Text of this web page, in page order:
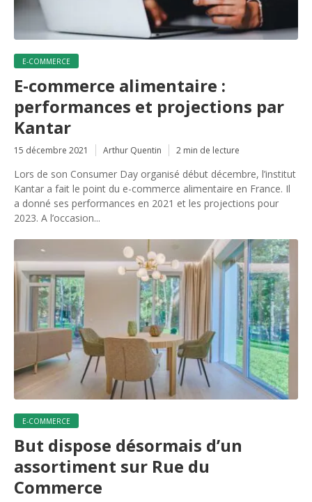
E-COMMERCE
E-commerce alimentaire :
performances et projections par
Kantar
15 décembre 2021 Arthur Quentin 2 min de lecture
Lors de son Consumer Day organisé début décembre, l’institut
Kantar a fait le point du e-commerce alimentaire en France. Il
a donné ses performances en 2021 et les projections pour
2023. A l’occasion...
E-COMMERCE
But dispose désormais d’un
assortiment sur Rue du
Commerce